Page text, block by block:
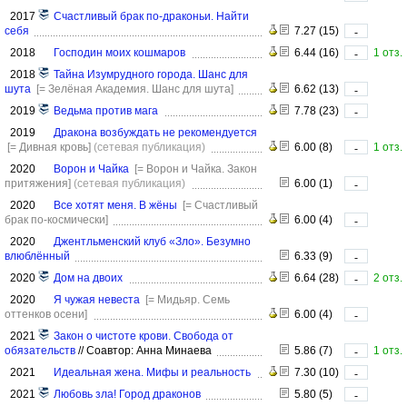
2017
Счастливый брак по-драконьи. Найти
себя
7.27 (15)
-
2018
Господин моих кошмаров 6.44 (16) -
1 отз.
2018
Тайна Изумрудного города. Шанс для
шута [= Зелёная Академия. Шанс для шута] 6.62 (13)
-
2019
Ведьма против мага 7.78 (23)
-
2019
Дракона возбуждать не рекомендуется
[= Дивная кровь] (сетевая публикация) 6.00 (8) -
1 отз.
2020
Ворон и Чайка [= Ворон и Чайка. Закон
притяжения] (сетевая публикация) 6.00 (1)
-
2020
Все хотят меня. В жёны
[= Счастливый
брак по-космически]
6.00 (4)
-
2020
Джентльменский клуб «Зло». Безумно
влюблённый
6.33 (9)
-
2020
Дом на двоих 6.64 (28) -
2 отз.
2020
Я чужая невеста [= Мидьяр. Семь
оттенков осени]
6.00 (4)
-
2021
Закон о чистоте крови. Свобода от
обязательств //Соавтор: Анна Минаева 5.86 (7) -
1 отз.
2021
Идеальная жена. Мифы и реальность 7.30 (10)
-
2021
Любовь зла! Город драконов 5.80 (5)
-